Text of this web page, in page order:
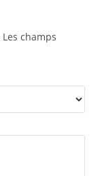
Les champs